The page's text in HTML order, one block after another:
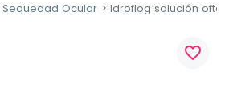
Sequedad Ocular Idroflog solución
favorite_border